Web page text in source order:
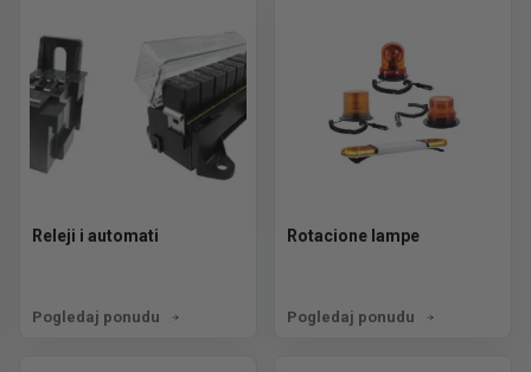
Releji i automati
Pogledaj ponudu
Rotacione lampe
Pogledaj ponudu